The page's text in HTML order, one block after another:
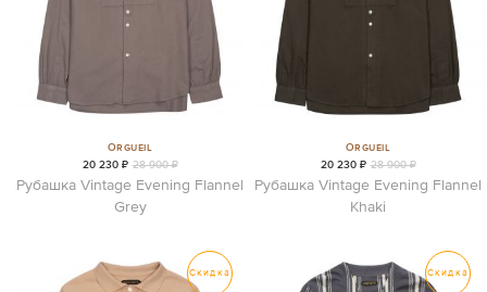
Orgueil
20 230 ₽ 28 900 ₽
Рубашка Vintage Evening Flannel
Grey
Orgueil
20 230 ₽ 28 900 ₽
Рубашка Vintage Evening Flannel
Khaki
Скидка Скидка